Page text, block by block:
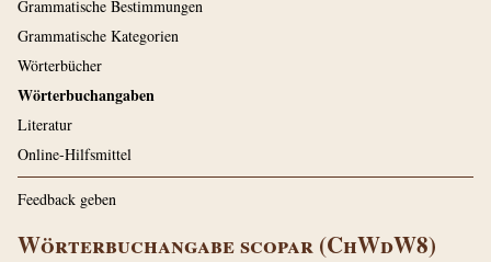
Grammatische Bestimmungen
Grammatische Kategorien
Wörterbücher
Wörterbuchangaben
Literatur
Online-Hilfsmittel
Feedback geben
Wörterbuchangabe scopar (ChWdW8)